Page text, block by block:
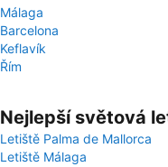
Málaga
Barcelona
Keflavík
Řím
Nejlepší světová
Letiště Palma de Mallorca
Letiště Málaga